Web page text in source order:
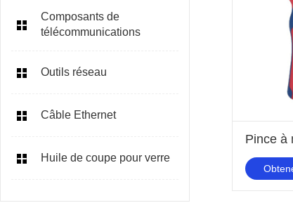
Composants de
télécommunications
Outils réseau
Câble Ethernet
Huile de coupe pour verre